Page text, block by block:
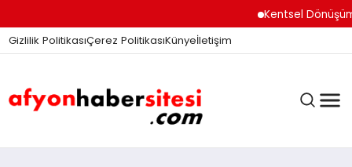
Kentsel Dönüşüm
Gizlilik PolitikasıÇerez PolitikasıKünyeİletişim